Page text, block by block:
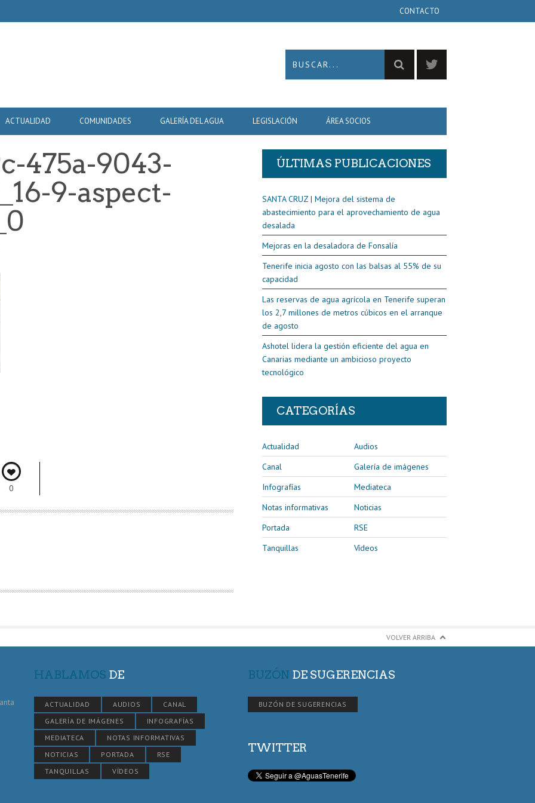
CONTACTO
ACTUALIDAD COMUNIDADES GALERÍA DEL AGUA LEGISLACIÓN ÁREA SOCIOS
475a-9043-
9-aspect-
0
ÚLTIMAS PUBLICACIONES
SANTA CRUZ | Mejora del sistema de
abastecimiento para el aprovechamiento de agua
desalada
Mejoras en la desaladora de Fonsalía
Tenerife inicia agosto con las balsas al 55% de su
capacidad
Las reservas de agua agrícola en Tenerife superan
los 2,7 millones de metros cúbicos en el arranque
de agosto
Ashotel lidera la gestión eficiente del agua en
Canarias mediante un ambicioso proyecto
tecnológico
CATEGORÍAS
Actualidad
Audios
Canal
Galería de imágenes
Infografías
Mediateca
Notas informativas
Noticias
Portada
RSE
Tanquillas
Vídeos
VOLVER ARRIBA
HABLAMOS DE
ACTUALIDAD AUDIOS
CANAL
GALERÍA DE IMÁGENES
INFOGRAFÍAS
MEDIATECA
NOTAS INFORMATIVAS
NOTICIAS
PORTADA
RSE
TANQUILLAS
VÍDEOS
BUZÓN DE SUGERENCIAS
BUZÓN DE SUGERENCIAS
TWITTER